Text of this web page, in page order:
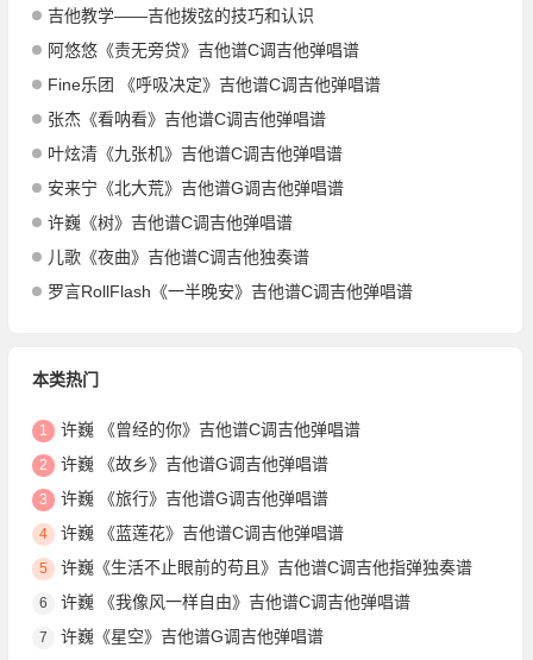
吉他教学——吉他拨弦的技巧和认识
阿悠悠《责无旁贷》吉他谱C调吉他弹唱谱
Fine乐团 《呼吸决定》吉他谱C调吉他弹唱谱
张杰《看呐看》吉他谱C调吉他弹唱谱
叶炫清《九张机》吉他谱C调吉他弹唱谱
安来宁《北大荒》吉他谱G调吉他弹唱谱
许巍《树》吉他谱C调吉他弹唱谱
儿歌《夜曲》吉他谱C调吉他独奏谱
罗言RollFlash《一半晚安》吉他谱C调吉他弹唱谱
本类热门
1 许巍 《曾经的你》吉他谱C调吉他弹唱谱
2 许巍 《故乡》吉他谱G调吉他弹唱谱
3 许巍 《旅行》吉他谱G调吉他弹唱谱
4 许巍 《蓝莲花》吉他谱C调吉他弹唱谱
5 许巍《生活不止眼前的苟且》吉他谱C调吉他指弹独奏谱
6 许巍 《我像风一样自由》吉他谱C调吉他弹唱谱
7 许巍《星空》吉他谱G调吉他弹唱谱